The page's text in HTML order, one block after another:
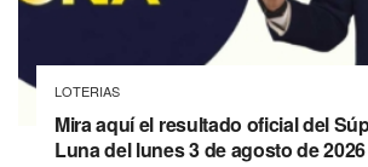
LOTERIAS
Mira aquí el resultado oficial del
Luna del lunes 3 de agosto de 2026